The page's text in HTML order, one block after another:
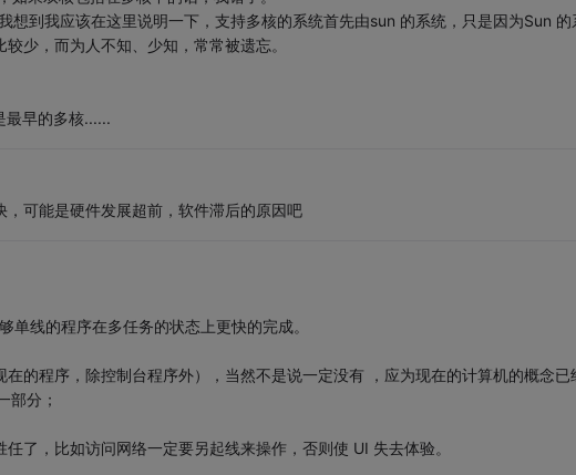
想到我应该在这里说明一下，支持多核的系统首先由sun 的系统，只是因为Sun 的
少，而为人不知、少知，常常被遗忘。
最早的多核......
可能是硬件发展超前，软件滞后的原因吧
单线的程序在多任务的状态上更快的完成。
的程序，除控制台程序外），当然不是说一定没有 ，应为现在的计算机的概念已
部分；
了，比如访问网络一定要另起线来操作，否则使 UI 失去体验。